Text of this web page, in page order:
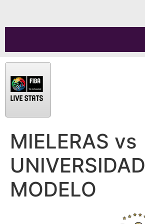
MIELERAS vs
UNIVERSIDAD
MODELO